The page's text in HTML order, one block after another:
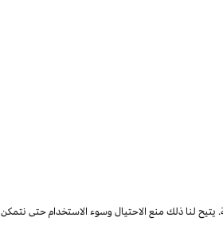
يتيح لنا ذلك منع الاحتيال وسوء الاستخدام حتى نتمكن